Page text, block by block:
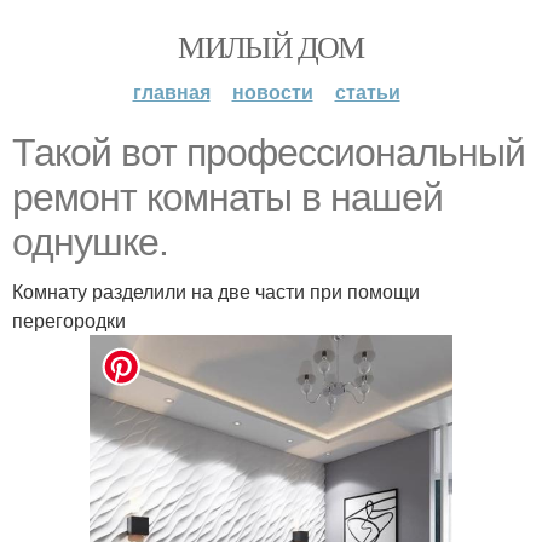
МИЛЫЙ ДОМ
главная новости статьи
Такой вот профессиональный
ремонт комнаты в нашей
однушке.
Комнату разделили на две части при помощи
перегородки